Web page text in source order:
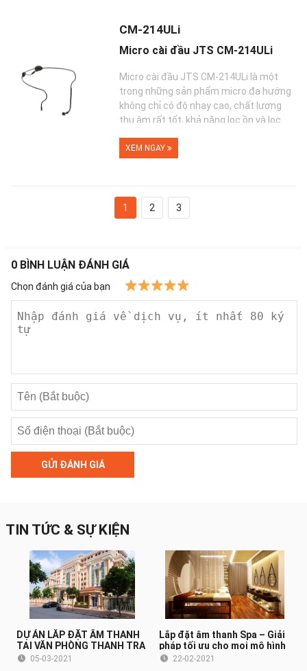
CM-214ULi
Micro cài đầu JTS CM-214ULi
Micro cài đầu JTS CM-214ULi là một
trong những sản phẩm micro đa hướng
không chỉ có độ nhạy cao, chất lượng
thu âm rất tốt, khả năng lọc ồn và lọc
XEM NGAY
1 2 3
0 BÌNH LUẬN ĐÁNH GIÁ
Chọn đánh giá của bạn
GỬI ĐÁNH GIÁ
TIN TỨC & SỰ KIỆN
DỰ ÁN LẮP ĐẶT ÂM THANH
TẠI VĂN PHÒNG THANH TRA
CHÍNH PHỦ (HÀ NỘI)
05-03-2021
Lắp đặt âm thanh Spa – Giải
pháp tối ưu cho mọi mô hình
Spa22-02-2021